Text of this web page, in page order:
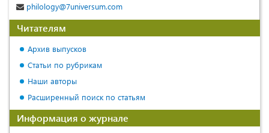
philology@7universum.com
Читателям
Архив выпусков
Статьи по рубрикам
Наши авторы
Расширенный поиск по статьям
Информация о журнале